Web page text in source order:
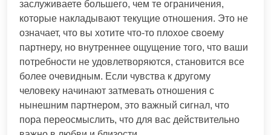
заслуживаете большего, чем те ограничения,
которые накладывают текущие отношения. Это не
означает, что вы хотите что-то плохое своему
партнеру, но внутреннее ощущение того, что ваши
потребности не удовлетворяются, становится все
более очевидным. Если чувства к другому
человеку начинают затмевать отношения с
нынешним партнером, это важный сигнал, что
пора переосмыслить, что для вас действительно